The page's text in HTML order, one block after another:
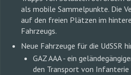
als mobile Sammelpunkte. Die
auf den freien Plätzen im
Fahrzeugs.
Neue Fahrzeuge für die UdSSR
GAZ AAA - ein
den Transport von Infanterie